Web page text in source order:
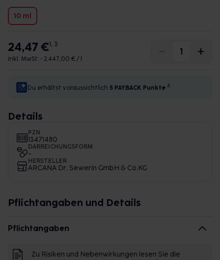
10 ml
24,47 €1, 3
inkl. MwSt. • 2.447,00 € / l
Du erhältst voraussichtlich 5 PAYBACK Punkte 4
Details
PZN
13471480
DARREICHUNGSFORM
-
HERSTELLER
ARCANA Dr. Sewerin GmbH & Co.KG
Pflichtangaben und Details
Pflichtangaben
Zu Risiken und Nebenwirkungen lesen Sie die